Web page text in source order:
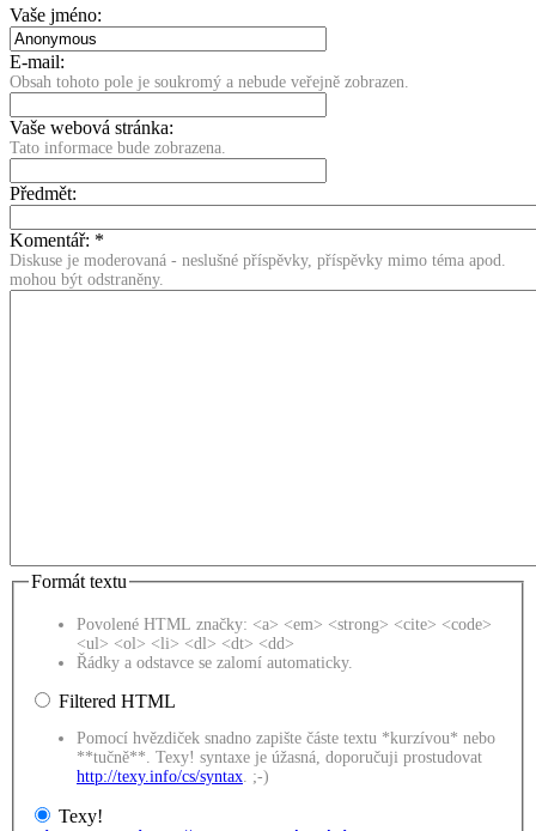
Vaše jméno:
E-mail:
Obsah tohoto pole je soukromý a nebude veřejně zobrazen.
Vaše webová stránka:
Tato informace bude zobrazena.
Předmět:
Komentář: *
Diskuse je moderovaná - neslušné příspěvky, příspěvky mimo téma apod.
mohou být odstraněny.
Formát textu
Povolené HTML značky: <a> <em> <strong> <cite> <code>
<ul> <ol> <li> <dl> <dt> <dd>
Řádky a odstavce se zalomí automaticky.
Filtered HTML
Pomocí hvězdiček snadno zapište částe textu *kurzívou* nebo
**tučně**. Texy! syntaxe je úžasná, doporučuji prostudovat
http://texy.info/cs/syntax. ;-)
Texy!